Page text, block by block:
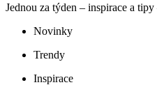
Jednou za týden – inspirace a
Novinky
Trendy
Inspirace